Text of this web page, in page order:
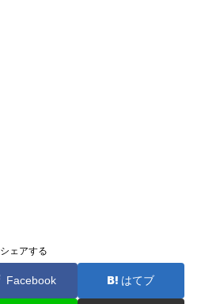
シェアする
Facebook はてブ